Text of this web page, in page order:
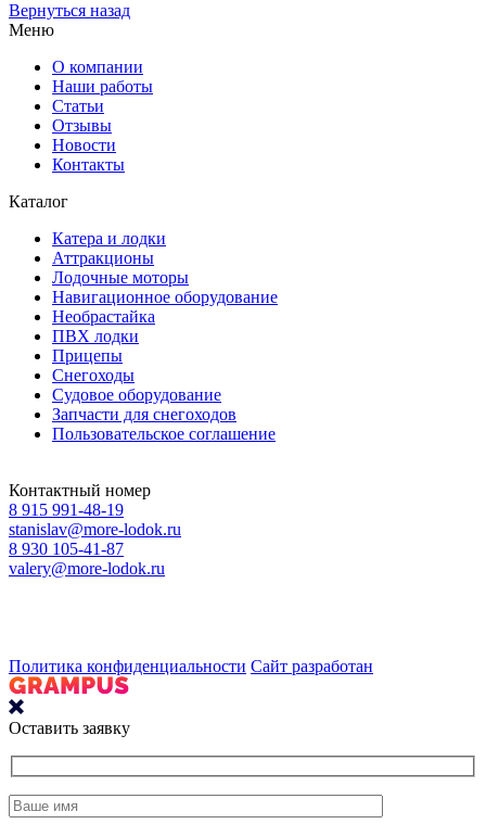
Вернуться назад
Меню
О компании
Наши работы
Статьи
Отзывы
Новости
Контакты
Каталог
Катера и лодки
Аттракционы
Лодочные моторы
Навигационное оборудование
Необрастайка
ПВХ лодки
Прицепы
Снегоходы
Судовое оборудование
Запчасти для снегоходов
Пользовательское соглашение
Контактный номер
8 915 991-48-19
stanislav@more-lodok.ru
8 930 105-41-87
valery@more-lodok.ru
Политика конфиденциальности Сайт разработан
Оставить заявку